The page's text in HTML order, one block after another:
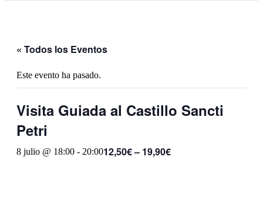
« Todos los Eventos
Este evento ha pasado.
Visita Guiada al Castillo Sancti
Petri
8 julio @ 18:00 - 20:0012,50€ – 19,90€